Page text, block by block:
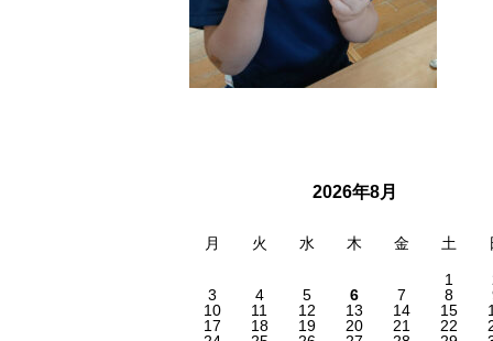
2026年8月
月 火 水 木 金 土
1
3
4 5 6 7 8
10
11 12 13 14 15
17
18 19 20 21 22